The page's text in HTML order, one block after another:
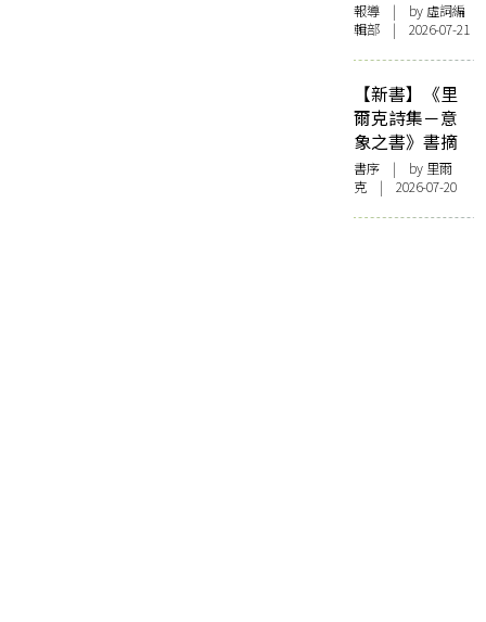
報導 | by 虛詞編
輯部 | 2026-07-21
【新書】《里
爾克詩集－意
象之書》書摘
書序 | by 里爾
克 | 2026-07-20